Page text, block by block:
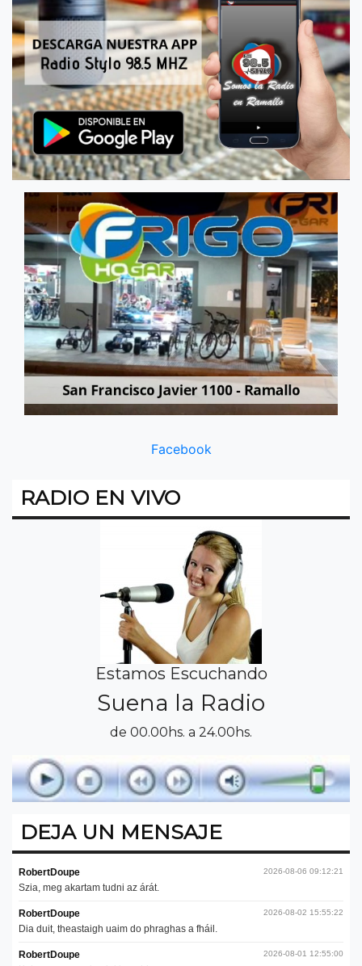
Facebook
RADIO EN VIVO
Estamos Escuchando
Suena la Radio
de 00.00hs. a 24.00hs.
DEJA UN MENSAJE